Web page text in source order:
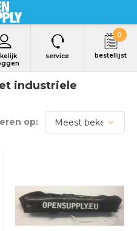
service bestellijst
0
industriele
op: